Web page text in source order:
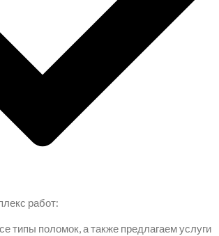
работ:
типы поломок, а также предлагаем услуги